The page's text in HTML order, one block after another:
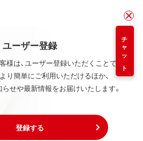
ユーザー登録
様は、ユーザー登録いただくことで
り簡単にご利用いただけるほか、
せや最新情報をお届けいたします。
登録する
チャット